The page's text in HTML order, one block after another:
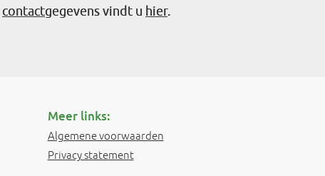
contactgegevens vindt u hier.
Meer links:
Algemene voorwaarden
Privacy statement